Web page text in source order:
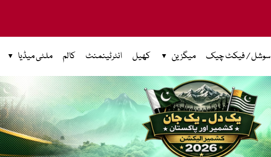
سوشل / فیکٹ چیک میگزین کھیل انٹرٹینمنٹ کالم ملٹی میڈیا